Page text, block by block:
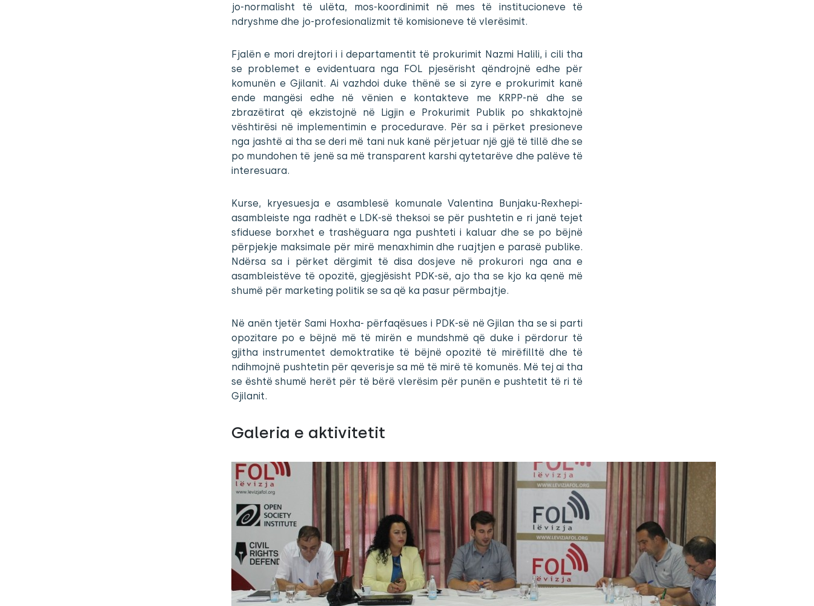
jo-normalisht të ulëta, mos-koordinimit në mes të institucioneve të
ndryshme dhe jo-profesionalizmit të komisioneve të vlerësimit.
Fjalën e mori drejtori i i departamentit të prokurimit Nazmi Halili, i cili tha
se problemet e evidentuara nga FOL pjesërisht qëndrojnë edhe për
komunën e Gjilanit. Ai vazhdoi duke thënë se si zyre e prokurimit kanë
ende mangësi edhe në vënien e kontakteve me KRPP-në dhe se
zbrazëtirat që ekzistojnë në Ligjin e Prokurimit Publik po shkaktojnë
vështirësi në implementimin e procedurave. Për sa i përket presioneve
nga jashtë ai tha se deri më tani nuk kanë përjetuar një gjë të tillë dhe se
po mundohen të jenë sa më transparent karshi qytetarëve dhe palëve të
interesuara.
Kurse, kryesuesja e asamblesë komunale Valentina Bunjaku-Rexhepi-
asambleiste nga radhët e LDK-së theksoi se për pushtetin e ri janë tejet
sfiduese borxhet e trashëguara nga pushteti i kaluar dhe se po bëjnë
përpjekje maksimale për mirë menaxhimin dhe ruajtjen e parasë publike.
Ndërsa sa i përket dërgimit të disa dosjeve në prokurori nga ana e
asambleistëve të opozitë, gjegjësisht PDK-së, ajo tha se kjo ka qenë më
shumë për marketing politik se sa që ka pasur përmbajtje.
Në anën tjetër Sami Hoxha- përfaqësues i PDK-së në Gjilan tha se si parti
opozitare po e bëjnë më të mirën e mundshmë që duke i përdorur të
gjitha instrumentet demoktratike të bëjnë opozitë të mirëfilltë dhe të
ndihmojnë pushtetin për qeverisje sa më të mirë të komunës. Më tej ai tha
se është shumë herët për të bërë vlerësim për punën e pushtetit të ri të
Gjilanit.
Galeria e aktivitetit